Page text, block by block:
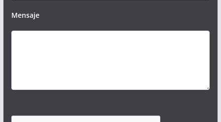
Mensaje